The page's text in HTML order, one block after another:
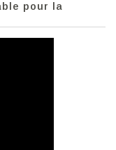
pour la